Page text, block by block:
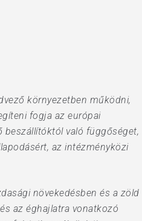
környezetben működni,
fogja az európai
beszállítóktól való függőséget,
az intézményközi
növekedésben és a zöld
az éghajlatra vonatkozó